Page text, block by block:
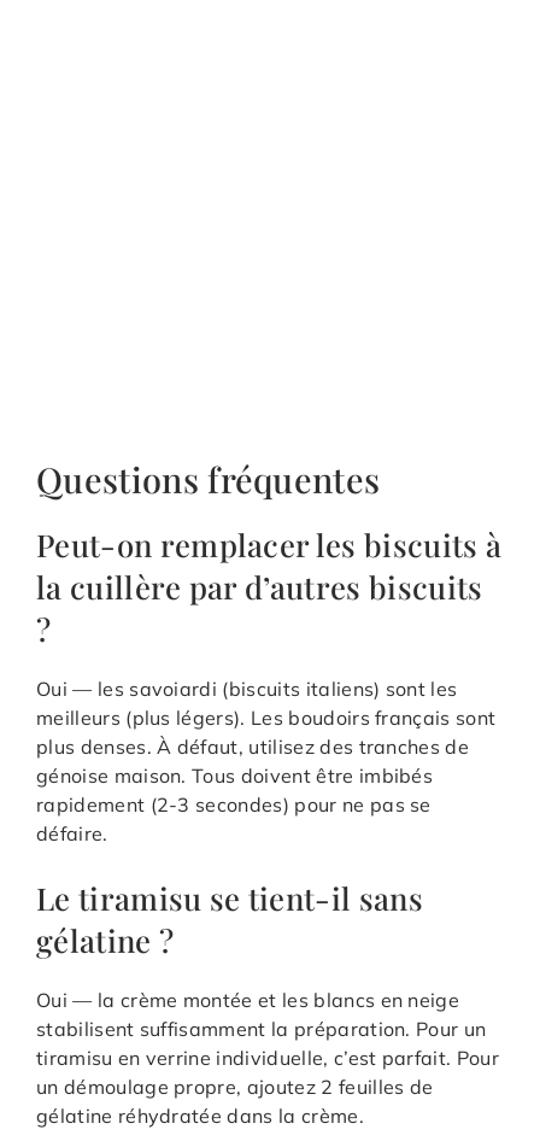
Questions fréquentes
Peut-on remplacer les biscuits à
la cuillère par d’autres biscuits
?
Oui — les savoiardi (biscuits italiens) sont les
meilleurs (plus légers). Les boudoirs français sont
plus denses. À défaut, utilisez des tranches de
génoise maison. Tous doivent être imbibés
rapidement (2-3 secondes) pour ne pas se
défaire.
Le tiramisu se tient-il sans
gélatine ?
Oui — la crème montée et les blancs en neige
stabilisent suffisamment la préparation. Pour un
tiramisu en verrine individuelle, c’est parfait. Pour
un démoulage propre, ajoutez 2 feuilles de
gélatine réhydratée dans la crème.